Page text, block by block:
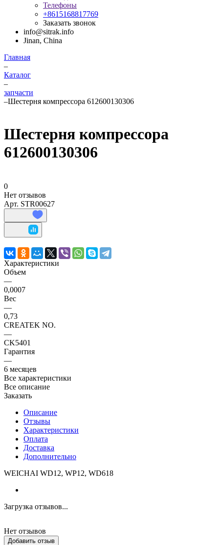
Телефоны
+8615168817769
Заказать звонок
info@sitrak.info
Jinan, China
Главная
–
Каталог
–
запчасти
–Шестерня компрессора 612600130306
Шестерня компрессора
612600130306
0
Нет отзывов
Арт. STR00627
Характеристики
Объем
—
0,0007
Вес
—
0,73
CREATEK NO.
—
CK5401
Гарантия
—
6 месяцев
Все характеристики
Все описание
Заказать
Описание
Отзывы
Характеристики
Оплата
Доставка
Дополнительно
WEICHAI WD12, WP12, WD618
Загрузка отзывов...
Нет отзывов
Добавить отзыв